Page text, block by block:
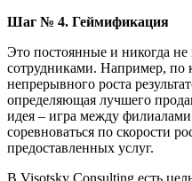
Шаг № 4. Геймификация
Это постоянные и никогда
сотрудниками. Например, по
непрерывного роста
определяющая лучшего
идея – игра между
соревноваться по скорости
предоставленных услуг.
В Visotsky Consulting есть